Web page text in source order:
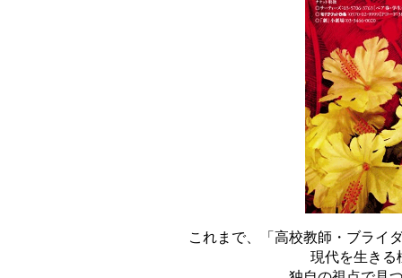
これまで、「高校教師・ブライ
現代を生きる